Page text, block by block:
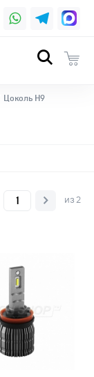
Цоколь H9
из 2